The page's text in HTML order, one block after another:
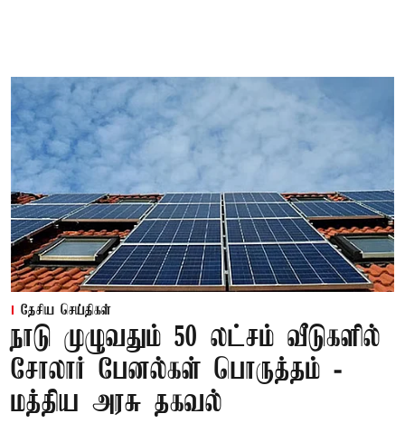
தேசிய செய்திகள்
நாடு முழுவதும் 50 லட்சம் வீடுகளில்
சோலார் பேனல்கள் பொருத்தம் -
மத்திய அரசு தகவல்